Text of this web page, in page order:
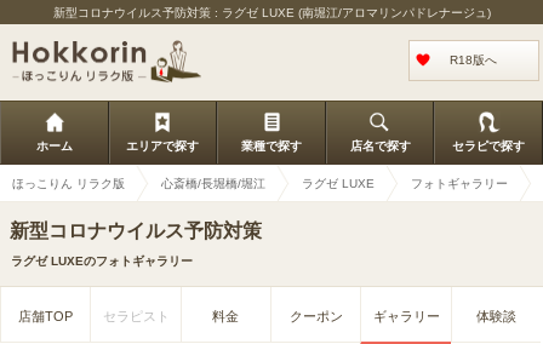
新型コロナウイルス予防対策 : ラグゼ LUXE (南堀江/アロマリンパドレナージュ)
R18版へ
ホーム エリアで探す 業種で探す 店名で探す セラピで探す
ほっこりん リラク版 心斎橋/長堀橋/堀江 ラグゼ LUXE フォトギャラリー
新型コロナウイルス予防対策
ラグゼ LUXEのフォトギャラリー
店舗TOP セラピスト 料金 クーポン ギャラリー 体験談